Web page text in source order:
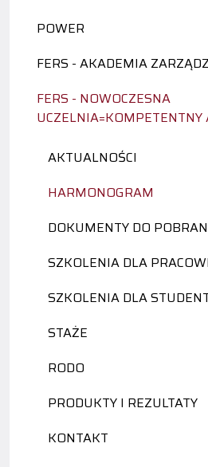
POWER
FERS - AKADEMIA
FERS - NOWOCZESNA
UCZELNIA=KOMPETENTNY
AKTUALNOŚCI
HARMONOGRAM
DOKUMENTY DO
SZKOLENIA DLA
SZKOLENIA DLA
STAŻE
RODO
PRODUKTY I REZULTATY
KONTAKT